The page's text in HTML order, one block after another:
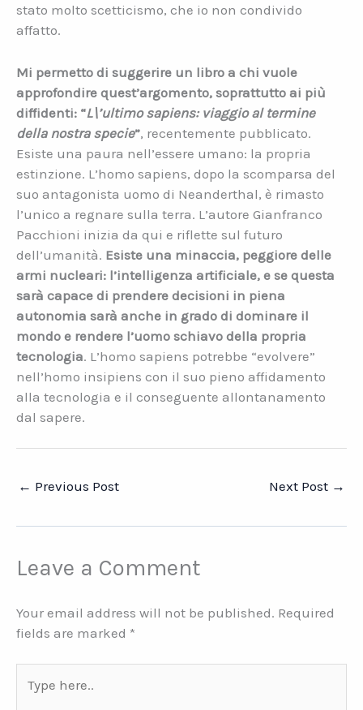
stato molto scetticismo, che io non condivido
affatto.
Mi permetto di suggerire un libro a chi vuole
approfondire quest’argomento, soprattutto ai più
diffidenti: “L\’ultimo sapiens: viaggio al termine
della nostra specie”, recentemente pubblicato.
Esiste una paura nell’essere umano: la propria
estinzione. L’homo sapiens, dopo la scomparsa del
suo antagonista uomo di Neanderthal, è rimasto
l’unico a regnare sulla terra. L’autore Gianfranco
Pacchioni inizia da qui e riflette sul futuro
dell’umanità. Esiste una minaccia, peggiore delle
armi nucleari: l’intelligenza artificiale, e se questa
sarà capace di prendere decisioni in piena
autonomia sarà anche in grado di dominare il
mondo e rendere l’uomo schiavo della propria
tecnologia. L’homo sapiens potrebbe “evolvere”
nell’homo insipiens con il suo pieno affidamento
alla tecnologia e il conseguente allontanamento
dal sapere.
← Previous Post Next Post →
Leave a Comment
Your email address will not be published. Required
fields are marked *
here..